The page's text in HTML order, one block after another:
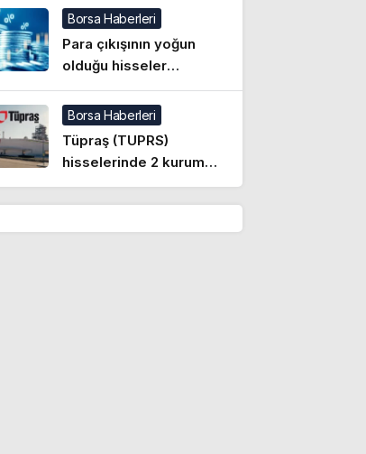
Borsa Haberleri
Para çıkışının yoğun
olduğu hisseler
(05.08.2026)
Borsa Haberleri
Tüpraş (TUPRS)
hisselerinde 2 kurum
üzerinden yüklü alım